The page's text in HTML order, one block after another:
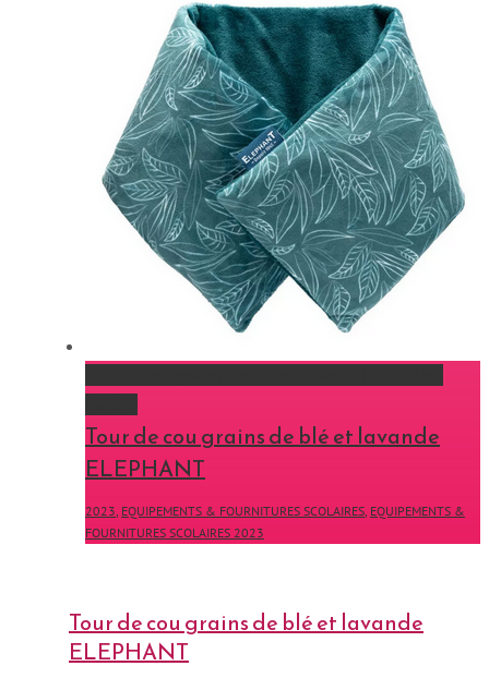
Tour de cou grains de blé et lavande
ELEPHANT
2023, EQUIPEMENTS & FOURNITURES SCOLAIRES, EQUIPEMENTS &
FOURNITURES SCOLAIRES 2023
Tour de cou grains de blé et lavande
ELEPHANT